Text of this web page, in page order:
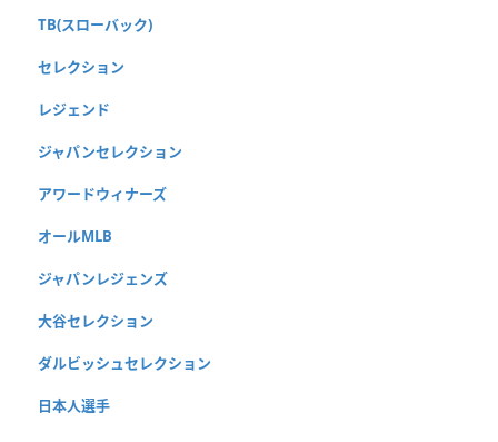
TB(スローバック)
セレクション
レジェンド
ジャパンセレクション
アワードウィナーズ
オールMLB
ジャパンレジェンズ
大谷セレクション
ダルビッシュセレクション
日本人選手